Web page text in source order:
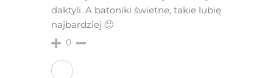
daktyli. A batoniki świetne, takie lubię
najbardziej 🙂
0